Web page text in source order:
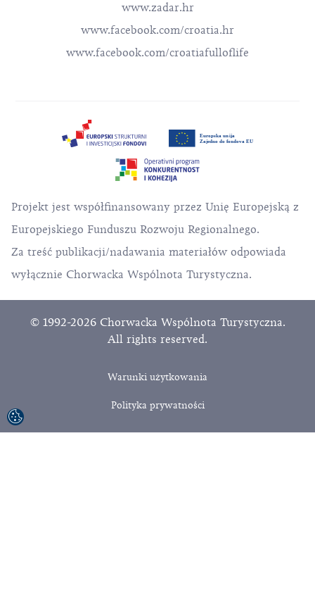
www.zadar.hr
www.facebook.com/croatia.hr
www.facebook.com/croatiafulloflife
Projekt jest współfinansowany przez Unię Europejską z
Europejskiego Funduszu Rozwoju Regionalnego.
Za treść publikacji/nadawania materiałów odpowiada
wyłącznie Chorwacka Wspólnota Turystyczna.
© 1992-2026 Chorwacka Wspólnota Turystyczna.
All rights reserved.
Warunki użytkowania
Polityka prywatności